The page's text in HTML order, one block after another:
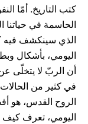
كتب التاريخ. أمّا
الحاسمة في حياتنا
الذي سينكشف
اليومي، بأشكال
أن الربّ لا يتخلّى عن
في كثير من
الروح القدس، هو
اليومي، تعرف